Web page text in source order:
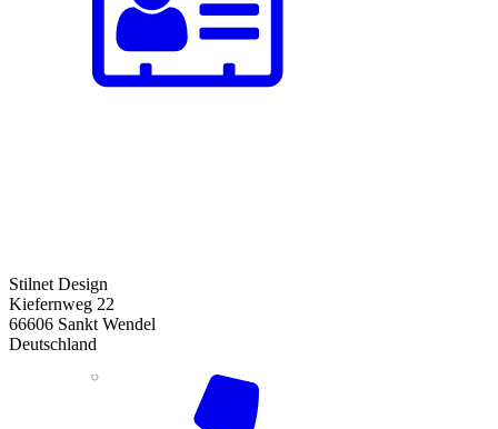
Stilnet Design
Kiefernweg 22
66606 Sankt Wendel
Deutschland